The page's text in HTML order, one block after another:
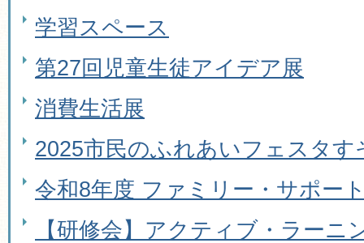
学習スペース
第27回児童生徒アイデア展
消費生活展
2025市民のふれあいフェスタす
令和8年度 ファミリー・サポー
【研修会】アクティブ・ラーニ